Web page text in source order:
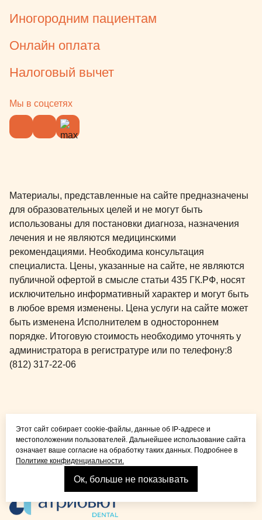
Иногородним пациентам
Онлайн оплата
Налоговый вычет
Мы в соцсетях
Материалы, представленные на сайте предназначены
для образовательных целей и не могут быть
использованы для постановки диагноза, назначения
лечения и не являются медицинскими
рекомендациями. Необходима консультация
специалиста. Цены, указанные на сайте, не являются
публичной офертой в смысле статьи 435 ГК.РФ, носят
исключительно информативный характер и могут быть
в любое время изменены. Цена услуги на сайте может
быть изменена Исполнителем в одностороннем
порядке. Итоговую стоимость необходимо уточнять у
администратора в регистратуре или по телефону:8
(812) 317-22-06
детей и взрослых
Взрослая стоматология
Этот сайт собирает cookie-файлы, данные об IP-адресе и
местоположении пользователей. Дальнейшее использование сайта
означает ваше согласие на обработку таких данных. Подробнее в
Политике конфиденциальности.
Ок, больше не показывать